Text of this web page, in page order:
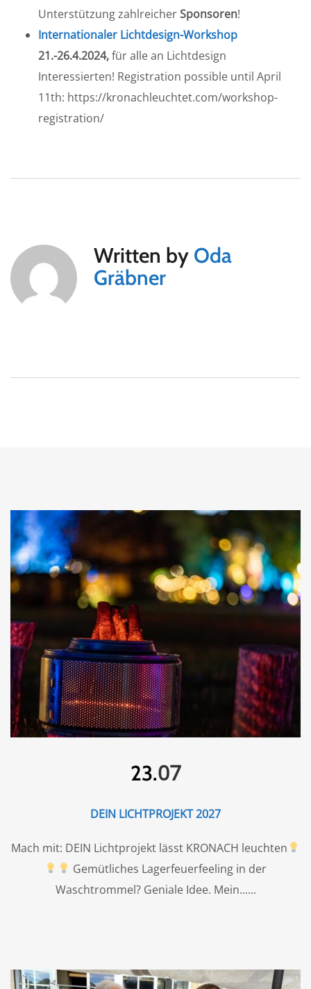
Unterstützung zahlreicherSponsoren!
Internationaler Lichtdesign-Workshop
21.-26.4.2024,für alle an Lichtdesign
Interessierten! Registration possible until April
11th: https://kronachleuchtet.com/workshop-
registration/
Written by Oda
Gräbner
23.07
DEIN LICHTPROJEKT 2027
Mach mit: DEIN Lichtprojekt lässt KRONACH leuchten
Gemütliches Lagerfeuerfeeling in der
Waschtrommel? Geniale Idee. Mein...